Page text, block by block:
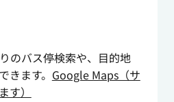
のバス停検索や、目的地
きます。 Google Maps（サ
す）